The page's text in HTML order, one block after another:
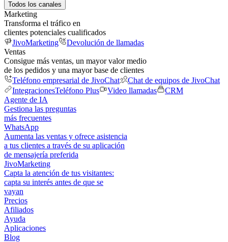
Todos los canales
Marketing
Transforma el tráfico en
clientes potenciales cualificados
JivoMarketing
Devolución de llamadas
Ventas
Consigue más ventas, un mayor valor medio
de los pedidos y una mayor base de clientes
Teléfono empresarial de JivoChat
Chat de equipos de JivoChat
IntegracionesTeléfono Plus Video llamadas
CRM
Agente de IA
Gestiona las preguntas
más frecuentes
WhatsApp
Aumenta las ventas y ofrece asistencia
a tus clientes a través de su aplicación
de mensajería preferida
JivoMarketing
Capta la atención de tus visitantes:
capta su interés antes de que se
vayan
Precios
Afiliados
Ayuda
Aplicaciones
Blog